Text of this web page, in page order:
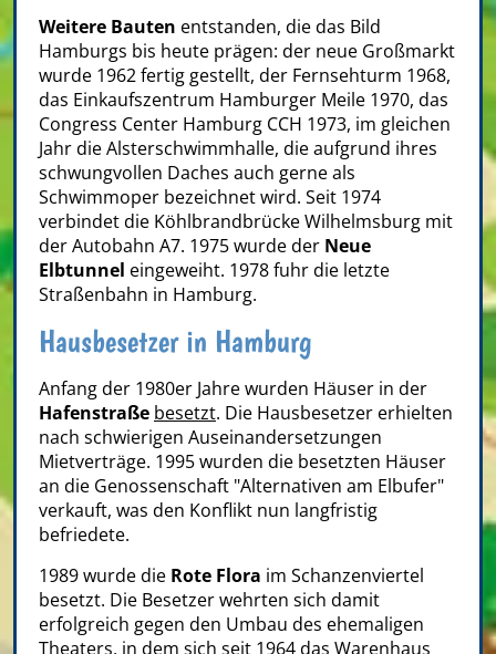
Weitere Bauten entstanden, die das Bild
Hamburgs bis heute prägen: der neue Großmarkt
wurde 1962 fertig gestellt, der Fernsehturm 1968,
das Einkaufszentrum Hamburger Meile 1970, das
Congress Center Hamburg CCH 1973, im gleichen
Jahr die Alsterschwimmhalle, die aufgrund ihres
schwungvollen Daches auch gerne als
Schwimmoper bezeichnet wird. Seit 1974
verbindet die Köhlbrandbrücke Wilhelmsburg mit
der Autobahn A7. 1975 wurde der Neue
Elbtunnel eingeweiht. 1978 fuhr die letzte
Straßenbahn in Hamburg.
Hausbesetzer in Hamburg
Anfang der 1980er Jahre wurden Häuser in der
Hafenstraße besetzt. Die Hausbesetzer erhielten
nach schwierigen Auseinandersetzungen
Mietverträge. 1995 wurden die besetzten Häuser
an die Genossenschaft "Alternativen am Elbufer"
verkauft, was den Konflikt nun langfristig
befriedete.
1989 wurde die Rote Flora im Schanzenviertel
besetzt. Die Besetzer wehrten sich damit
erfolgreich gegen den Umbau des ehemaligen
Theaters, in dem sich seit 1964 das Warenhaus